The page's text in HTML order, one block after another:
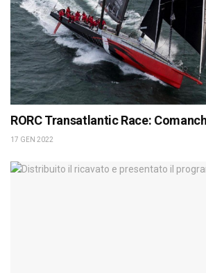
RORC Transatlantic Race:
17 GEN 2022